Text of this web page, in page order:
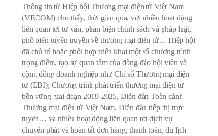
Thông tin từ Hiệp hội Thương mại điện tử Việt Nam
(VECOM) cho thấy, thời gian qua, với nhiều hoạt động
liên quan tới tư vấn, phản biện chính sách và pháp luật,
phổ biến tuyên truyền về thương mại điện tử… Hiệp hội
đã chủ trì hoặc phối hợp triển khai một số chương trình
trọng điểm, tạo sự quan tâm của đông đảo hội viên và
cộng đồng doanh nghiệp như Chỉ số Thương mại điện
tử (EBI); Chương trình phát triển thương mại điện tử
bền vững giai đoạn 2019-2025, Diễn đàn Toàn cảnh
Thương mại điện tử Việt Nam, Diễn đàn tiếp thị trực
tuyến… và nhiều hoạt động liên quan tới dịch vụ
chuyển phát và hoàn tất đơn hàng, thanh toán, du lịch